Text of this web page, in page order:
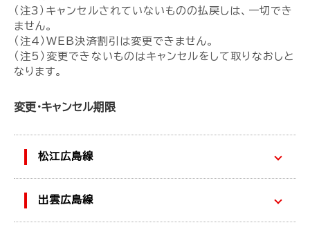
（注3）キャンセルされていないものの払戻しは、一切でき
ません。
（注4）WEB決済割引は変更できません。
（注5）変更できないものはキャンセルをして取りなおしと
なります。
変更・キャンセル期限
松江広島線
出雲広島線